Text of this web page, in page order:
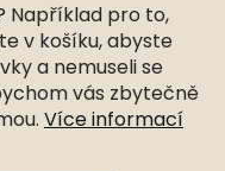
Například pro to,
v košíku, abyste
a nemuseli se
vás zbytečně
Více informací